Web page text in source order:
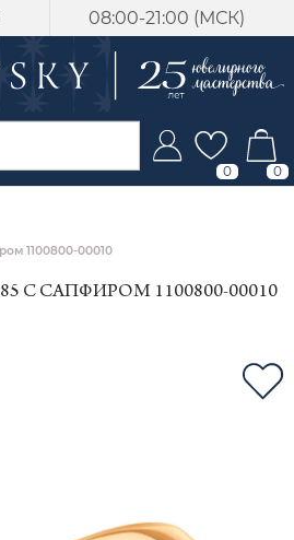
08:00-21:00 (МСК)
0 0
1100800-00010
С САПФИРОМ 1100800-00010
дней с